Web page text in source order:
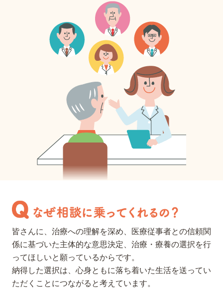
皆さんに、治療への理解を深め、医療従事者との信頼関
係に基づいた主体的な意思決定、 治療・療養の選択を行
ってほしいと願っているからです。
納得した選択は、心身ともに落ち着いた生活を送ってい
ただくことにつながると考えています。